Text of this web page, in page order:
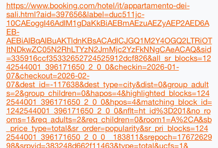
https://www.booking.com/hotel/it/appartamento-dei-
sali.html?aid=397656&label=duc511jc-
10CAEoggI46AdIM1gDaKkBiAEBmAEzuAEZyAEP2AED6A
EB-
AEBiAIBqAIBuAKTldnKBsACAdICJGQ1M2Y4OGQ2LTRiOT
ItNDkwZC05N2RhLTYzN2JmMjc2YzFkNNgCAeACAQ&sid
=335916ccf35332652724525912dcf826&all_sr_blocks=12
42544001_396171650_2_0_0&checkin=2026-01-
07&checkout=2026-02-
07&dest_id=-117638&dest_type=city&dist=0&group_adult
s=2&group_children=0&hapos=4&highlighted_blocks=124
2544001_396171650_2_0_0&hpos=4&matching_block_id=
1242544001_396171650_2_0_0&nflt=ht_id%3D201&no_ro
oms=1&req_adults=2&req_children=0&room1=A%2CA&sb
_price_type=total&sr_order=popularity&sr_pri_blocks=124
2544001_396171650_2_0_0__183811&srepoch=17672629
98&srpvid=383248d662f11463&type=total&ucfs=1&